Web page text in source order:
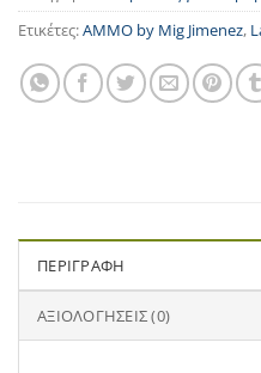
Ετικέτες:AMMO by Mig Jimenez,
ΠΕΡΙΓΡΑΦΉ
ΑΞΙΟΛΟΓΉΣΕΙΣ (0)